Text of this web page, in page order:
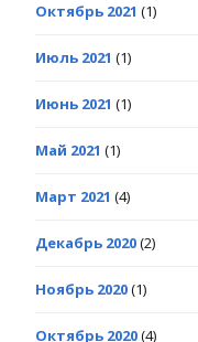
Октябрь 2021 (1)
Июль 2021 (1)
Июнь 2021 (1)
Май 2021 (1)
Март 2021 (4)
Декабрь 2020(2)
Ноябрь 2020(1)
Октябрь 2020(4)